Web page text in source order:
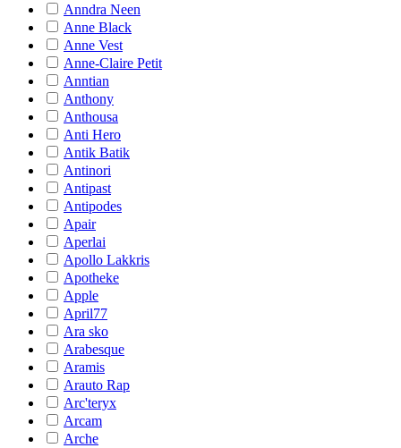
Anndra Neen
Anne Black
Anne Vest
Anne-Claire Petit
Anntian
Anthony
Anthousa
Anti Hero
Antik Batik
Antinori
Antipast
Antipodes
Apair
Aperlai
Apollo Lakkris
Apotheke
Apple
April77
Ara sko
Arabesque
Aramis
Arauto Rap
Arc'teryx
Arcam
Arche